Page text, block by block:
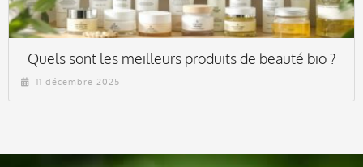
Quels sont les meilleurs produits de beauté bio ?
11 décembre 2025